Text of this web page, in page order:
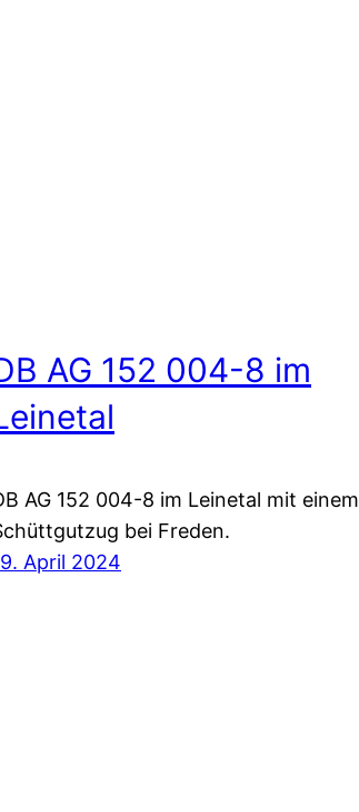
AG 152 004-8 im
AG 152 004-8 im Leinetal mit einem
bei Freden.
April 2024